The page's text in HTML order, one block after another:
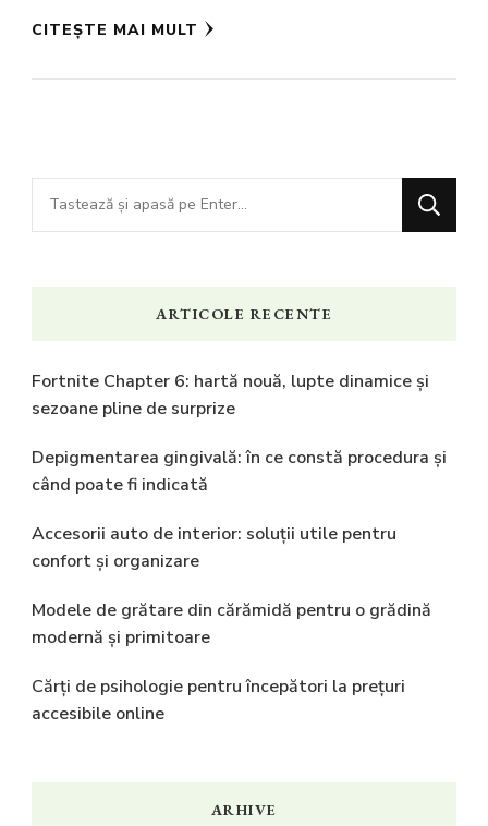
CITEȘTE MAI MULT
Cauți
ceva?
ARTICOLE RECENTE
Fortnite Chapter 6: hartă nouă, lupte dinamice și
sezoane pline de surprize
Depigmentarea gingivală: în ce constă procedura și
când poate fi indicată
Accesorii auto de interior: soluții utile pentru
confort și organizare
Modele de grătare din cărămidă pentru o grădină
modernă și primitoare
Cărți de psihologie pentru începători la prețuri
accesibile online
ARHIVE